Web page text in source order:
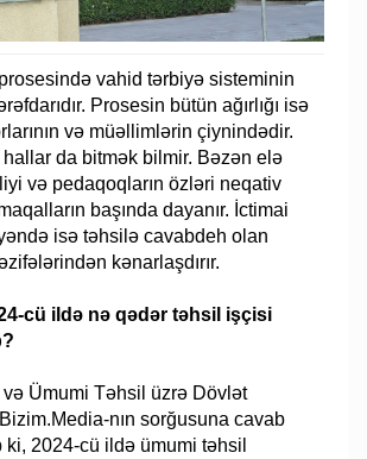
vahid tərbiyə sisteminin
Prosesin bütün ağırlığı isə
və müəllimlərin çiynindədir.
da bitmək bilmir. Bəzən elə
və pedaqoqların özləri neqativ
başında dayanır. İctimai
isə təhsilə cavabdeh olan
kənarlaşdırır.
cü ildə nə qədər təhsil işçisi
Ümumi Təhsil üzrə Dövlət
nın sorğusuna cavab
2024-cü ildə ümumi təhsil